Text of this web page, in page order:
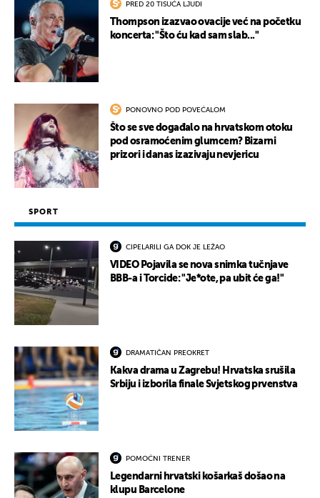
PRED 20 TISUĆA LJUDI
Thompson izazvao ovacije već na početku
koncerta: "Što ću kad sam slab..."
PONOVNO POD POVEĆALOM
Što se sve događalo na hrvatskom otoku
pod osramoćenim glumcem? Bizarni
prizori i danas izazivaju nevjericu
SPORT
CIPELARILI GA DOK JE LEŽAO
VIDEO Pojavila se nova snimka tučnjave
BBB-a i Torcide: "Je*ote, pa ubit će ga!"
DRAMATIČAN PREOKRET
Kakva drama u Zagrebu! Hrvatska srušila
Srbiju i izborila finale Svjetskog prvenstva
POMOĆNI TRENER
Legendarni hrvatski košarkaš došao na
klupu Barcelone